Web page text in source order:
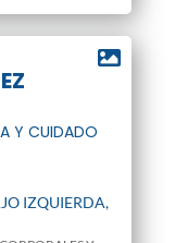
Y CUIDADO
IZQUIERDA,